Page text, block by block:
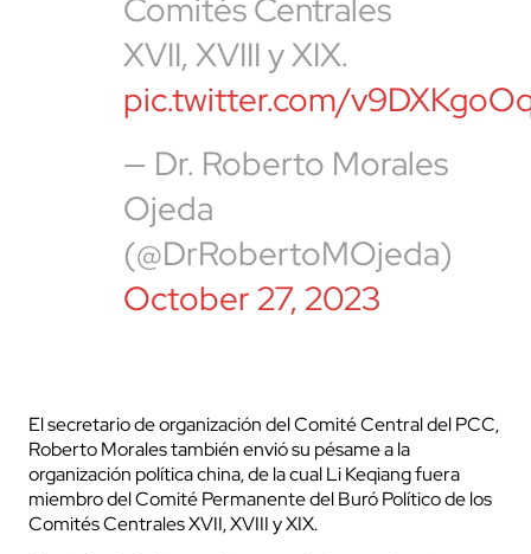
Comités Centrales
XVII, XVIII y XIX.
pic.twitter.com/
— Dr. Roberto Morales
Ojeda
(@DrRobertoMOjeda)
October 27, 2023
El secretario de organización del Comité Central del PCC,
Roberto Morales también envió su pésame a la
organización política china, de la cual Li Keqiang fuera
miembro del Comité Permanente del Buró Político de los
Comités Centrales XVII, XVIII y XIX.